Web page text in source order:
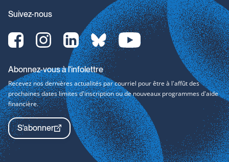
Suivez-nous
Facebook-
svg
Instagram-
svg
LinkedIn-
svg
bluesky-
svg
YouTube-
svg
Abonnez-vous à l'infolettre
Recevez nos dernières actualités par courriel pour être à l'affût des
prochaines dates limites d'inscription ou de nouveaux programmes d'aide
financière.
S'abonner